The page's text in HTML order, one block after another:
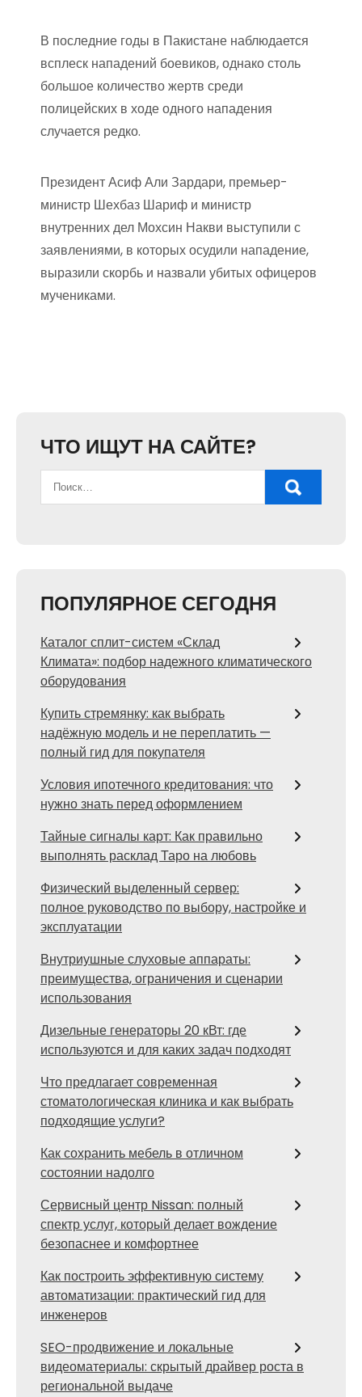
В последние годы в Пакистане наблюдается
всплеск нападений боевиков, однако столь
большое количество жертв среди
полицейских в ходе одного нападения
случается редко.
Президент Асиф Али Зардари, премьер-
министр Шехбаз Шариф и министр
внутренних дел Мохсин Накви выступили с
заявлениями, в которых осудили нападение,
выразили скорбь и назвали убитых офицеров
мучениками.
ЧТО ИЩУТ НА САЙТЕ?
ПОПУЛЯРНОЕ СЕГОДНЯ
Каталог сплит-систем «Склад
Климата»: подбор надежного климатического
оборудования
Купить стремянку: как выбрать
надёжную модель и не переплатить —
полный гид для покупателя
Условия ипотечного кредитования: что
нужно знать перед оформлением
Тайные сигналы карт: Как правильно
выполнять расклад Таро на любовь
Физический выделенный сервер:
полное руководство по выбору, настройке и
эксплуатации
Внутриушные слуховые аппараты:
преимущества, ограничения и сценарии
использования
Дизельные генераторы 20 кВт: где
используются и для каких задач подходят
Что предлагает современная
стоматологическая клиника и как выбрать
подходящие услуги?
Как сохранить мебель в отличном
состоянии надолго
Сервисный центр Nissan: полный
спектр услуг, который делает вождение
безопаснее и комфортнее
Как построить эффективную систему
автоматизации: практический гид для
инженеров
SEO-продвижение и локальные
видеоматериалы: скрытый драйвер роста в
региональной выдаче